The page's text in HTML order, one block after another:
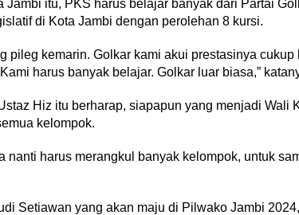
Jambi itu, PKS harus belajar banyak dari Partai
di Kota Jambi dengan perolehan 8 kursi.
pileg kemarin. Golkar kami akui prestasinya
harus banyak belajar. Golkar luar biasa,”
Hiz itu berharap, siapapun yang menjadi Wali
kelompok.
nanti harus merangkul banyak kelompok, untuk
Setiawan yang akan maju di Pilwako Jambi